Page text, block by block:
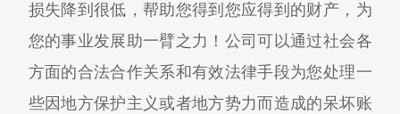
损失降到很低，帮助您得到您应得到的财产，为
您的事业发展助一臂之力！公司可以通过社会各
方面的合法合作关系和有效法律手段为您处理一
些因地方保护主义或者地方势力而造成的呆坏账